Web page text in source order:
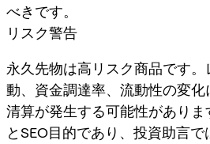
べきです。
リスク警告
永久先物は高リスク商品です
動、資金調達率、流動性の変
清算が発生する可能性があり
とSEO目的であり、投資助言で